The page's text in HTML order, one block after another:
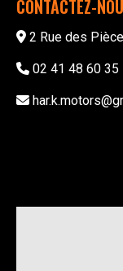
CONTACTEZ-
2 Rue des
02 41 48 60 35